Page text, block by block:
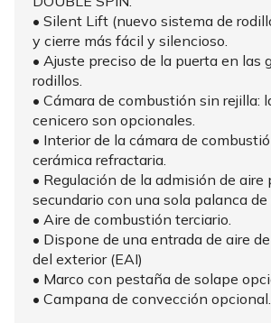
• Silent Lift (nuevo sistema de
y cierre más fácil y silencioso.
• Ajuste preciso de la puerta en las
rodillos.
• Cámara de combustión sin rejilla:
cenicero son opcionales.
• Interior de la cámara de
cerámica refractaria.
• Regulación de la admisión de aire
secundario con una sola palanca de
• Aire de combustión terciario.
• Dispone de una entrada de aire
del exterior (EAI)
• Marco con pestaña de solape
• Campana de convección opcional.